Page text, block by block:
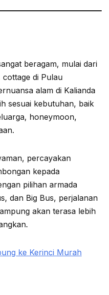
beragam, mulai dari
di Pulau
alam di Kalianda
sesuai kebutuhan, baik
honeymoon,
percayakan
kepada
pilihan armada
dan Big Bus, perjalanan
akan terasa lebih
ke Kerinci Murah